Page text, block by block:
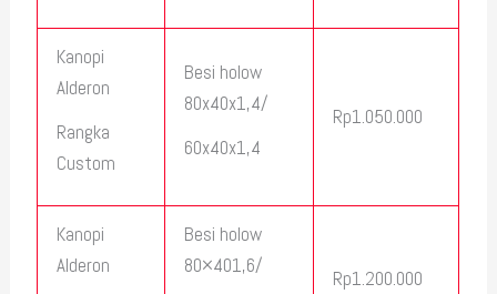
Kanopi
Alderon
Rangka
Custom
Besi holow
80x40x1,4/
60x40x1,4
Rp1.050.000
Kanopi
Alderon
Besi holow
80×401,6/
Rp1.200.000